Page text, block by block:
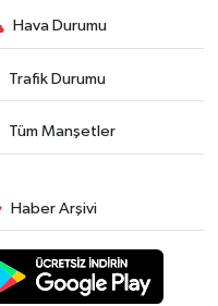
Hava Durumu
Trafik Durumu
Tüm Manşetler
Haber Arşivi